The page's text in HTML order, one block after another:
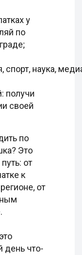
у
по
спорт, наука,
получи
своей
по
Это
от
к
от
день что-